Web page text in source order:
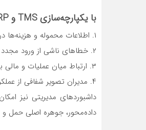
با یکپارچه‌سازی TMS و ERP و ایجاد پایگاه داده مشترک:
۱. اطلاعات محموله و هزینه‌ها در همه واحدها یکسان می‌شود؛
۲. خطاهای ناشی از ورود مجدد اطلاعات حذف می‌شود؛
۳. ارتباط میان عملیات و مالی بهبود می‌یابد؛
۴. مدیران تصویر شفافی از عملکرد شرکت به دست می‌آورند.
داشبوردهای مدیریتی نیز
داده‌محور، جوهره اصلی حمل